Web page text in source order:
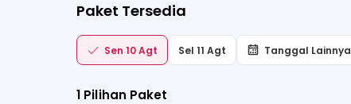
Paket Tersedia
Sen 10 Agt Sel 11 Agt Tanggal Lainnya
1 Pilihan Paket